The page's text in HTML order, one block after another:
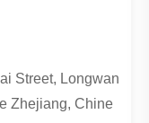
Street, Longwan
Zhejiang, Chine